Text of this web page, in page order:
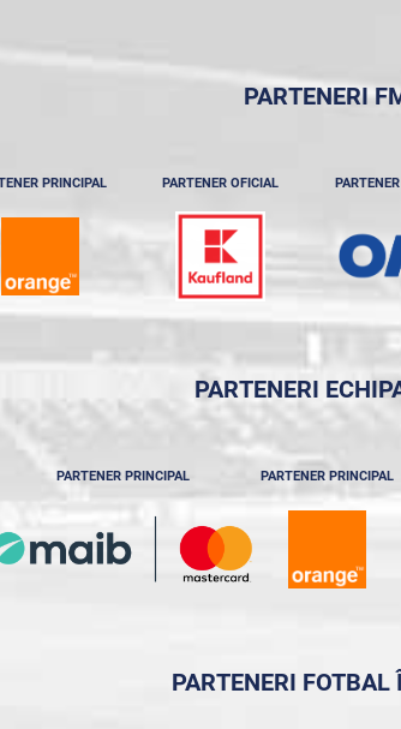
PARTENERI
PRINCIPAL PARTENER OFICIAL
PARTENERI
PARTENER PRINCIPAL PARTENER PRINCIPAL
PARTENERI FOTBAL